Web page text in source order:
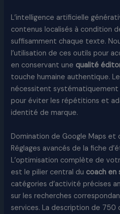
L’intelligence artificielle
contenus localisés à condition
suffisamment chaque texte.
l’utilisation de ces outils pour
en conservant une qualité
touche humaine authentique.
nécessitent
pour éviter les répétitions et
identité de marque.
Domination de Google Maps et
Réglages avancés de la fiche
L’optimisation complète de
est le pilier central du coach en
catégories d’activité précises
sur les recherches
services. La description de